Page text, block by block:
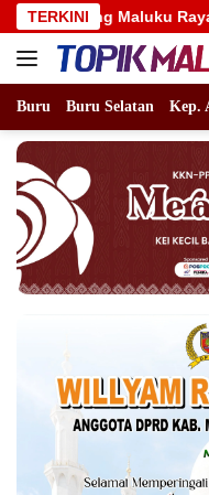
Langsung
ke
konten
TERKINI
Raya Bertolak ke
Buru Buru Selatan Kep.